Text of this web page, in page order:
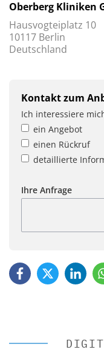
Oberberg Kliniken
Hausvogteiplatz 10
10117 Berlin
Deutschland
Kontakt zum
Ich interessiere
ein Angebot
einen Rückruf
detaillierte
Ihre Anfrage